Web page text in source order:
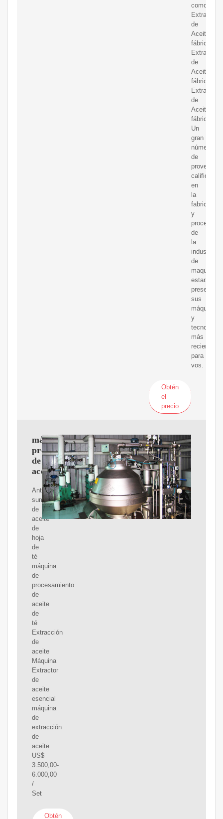
como
Extractor
de
Aceite
fábrica,
Extractor
de
Aceite
fábrica
Extractor
de
Aceite
fábrica.
Un
gran
número
de
calificados
en
la
fabricación
y
de
la
industria
de
maquinaria
estará
sus
máquinas
y
más
recientes
para
vos.
Obtén
el
precio
máquina
procesadora
de
aceite
Antler
suministro
de
aceite
de
hoja
de
té
máquina
de
procesamiento
de
aceite
de
té
Extracción
de
aceite
Máquina
Extractor
de
aceite
esencial
máquina
de
extracción
de
aceite
US$
3.500,00-
6.000,00
/
Set
Obtén